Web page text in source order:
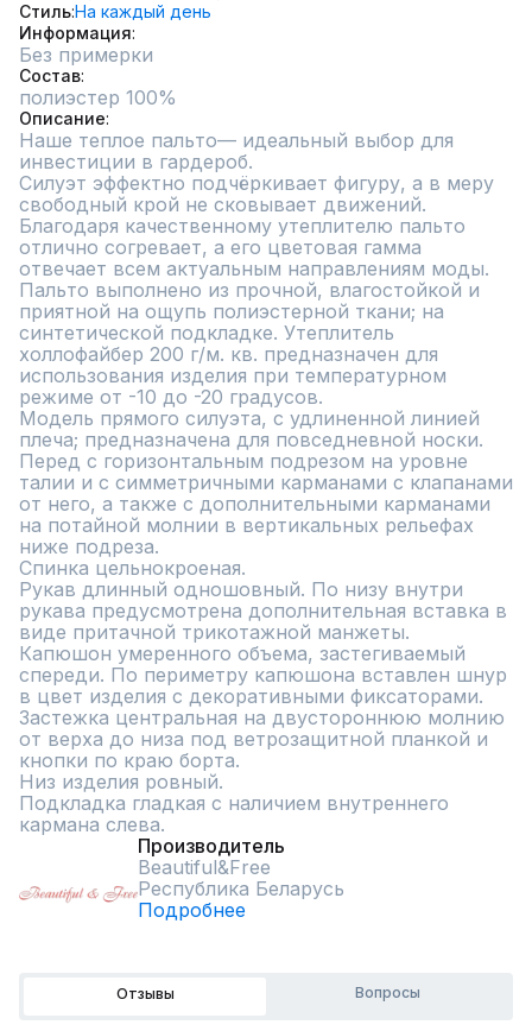
СтильНа каждый день
Информация
Без примерки
Состав
полиэстер 100%
Описание
Наше теплое пальто— идеальный выбор для
инвестиции в гардероб.
Силуэт эффектно подчёркивает фигуру, а в меру
свободный крой не сковывает движений.
Благодаря качественному утеплителю пальто
отлично согревает, а его цветовая гамма
отвечает всем актуальным направлениям моды.
Пальто выполнено из прочной, влагостойкой и
приятной на ощупь полиэстерной ткани; на
синтетической подкладке. Утеплитель
холлофайбер 200 г/м. кв. предназначен для
использования изделия при температурном
режиме от -10 до -20 градусов.
Модель прямого силуэта, с удлиненной линией
плеча; предназначена для повседневной носки.
Перед с горизонтальным подрезом на уровне
талии и с симметричными карманами с клапанами
от него, а также с дополнительными карманами
на потайной молнии в вертикальных рельефах
ниже подреза.
Спинка цельнокроеная.
Рукав длинный одношовный. По низу внутри
рукава предусмотрена дополнительная вставка в
виде притачной трикотажной манжеты.
Капюшон умеренного объема, застегиваемый
спереди. По периметру капюшона вставлен шнур
в цвет изделия с декоративными фиксаторами.
Застежка центральная на двустороннюю молнию
от верха до низа под ветрозащитной планкой и
кнопки по краю борта.
Низ изделия ровный.
Подкладка гладкая с наличием внутреннего
кармана слева.
Производитель
Beautiful&Free
Республика Беларусь
Подробнее
Отзывы Вопросы